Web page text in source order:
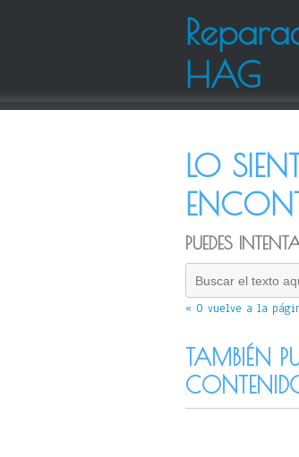
HAG
LO
PUEDES
« O vuelve a la
TAMBIÉN